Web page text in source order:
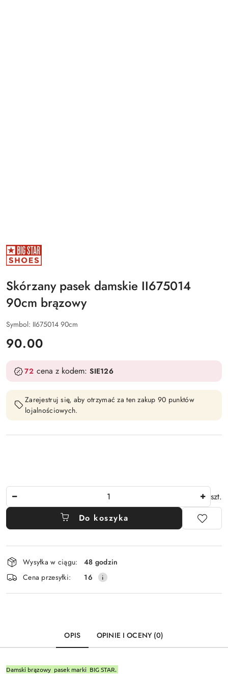
NAZWA
PRODUCENTA:
BIG
Skórzany pasek damskie II675014
90cm brązowy
Symbol: II675014 90cm
cena:
90.00
72cena z kodem:SIE126
Zarejestruj się, aby otrzymać za ten zakup 90 punktów
lojalnościowych.
szt.
Do koszyka
Dostępność
i
dostawa
Wysyłka w ciągu:
48 godzin
Cena przesyłki:
16
OPIS OPINIE I OCENY (0)
Damski brązowy pasek marki BIG STAR.